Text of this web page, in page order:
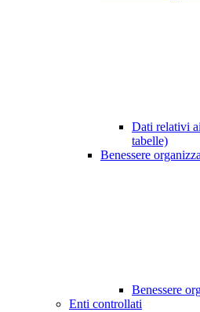
Dati relativi
tabelle)
Benessere
Benessere
Enti controllati